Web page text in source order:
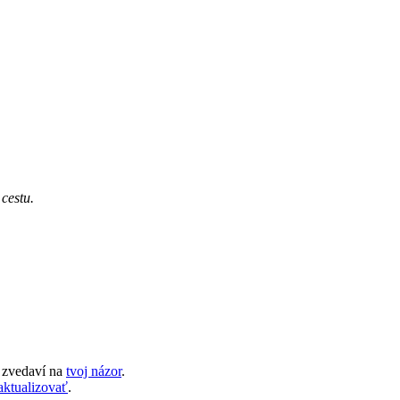
na tvoj názor.
.